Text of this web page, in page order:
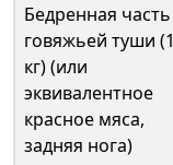
Бедренная часть
говяжьей туши (1
кг) (или
эквивалентное
красное мяса,
задняя нога)